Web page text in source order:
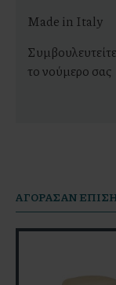
Made in Italy
το νούμερο σας
AΓΟΡΆΣΑΝ